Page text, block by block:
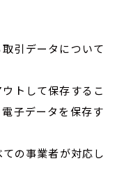
引データについて
トして保存するこ
子データを保存す
ての事業者が対応し